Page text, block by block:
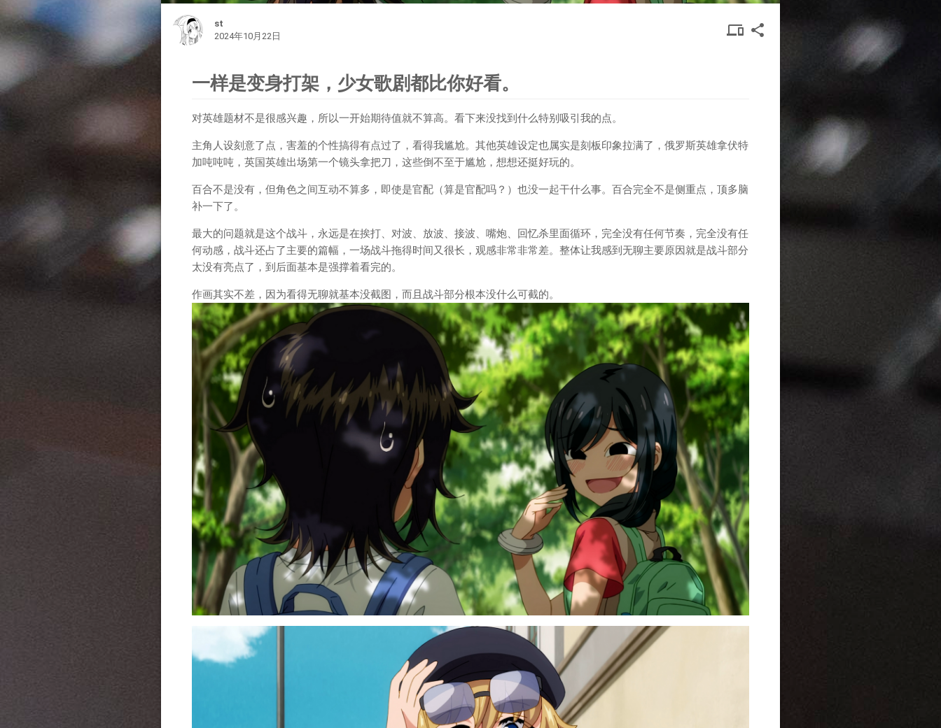
st
2024年10月22日
devices other
DEVICES
share
SHARE
一样是变身打架，少女歌剧都比你好看。
对英雄题材不是很感兴趣，所以一开始期待值就不算高。看下来没找到什么特别吸引我的点。
主角人设刻意了点，害羞的个性搞得有点过了，看得我尴尬。其他英雄设定也属实是刻板印象拉满了，俄罗斯英雄拿伏特
加吨吨吨，英国英雄出场第一个镜头拿把刀，这些倒不至于尴尬，想想还挺好玩的。
百合不是没有，但角色之间互动不算多，即使是官配（算是官配吗？）也没一起干什么事。百合完全不是侧重点，顶多脑
补一下了。
最大的问题就是这个战斗，永远是在挨打、对波、放波、接波、嘴炮、回忆杀里面循环，完全没有任何节奏，完全没有任
何动感，战斗还占了主要的篇幅，一场战斗拖得时间又很长，观感非常非常差。整体让我感到无聊主要原因就是战斗部分
太没有亮点了，到后面基本是强撑着看完的。
作画其实不差，因为看得无聊就基本没截图，而且战斗部分根本没什么可截的。